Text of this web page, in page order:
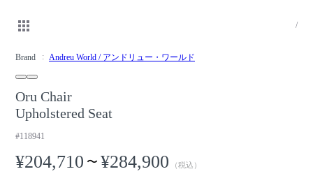
/
Brand Andreu World / アンドリュー・ワールド
Oru Chair
Upholstered Seat
#118941
¥204,710 〜 ¥284,900 （税込）